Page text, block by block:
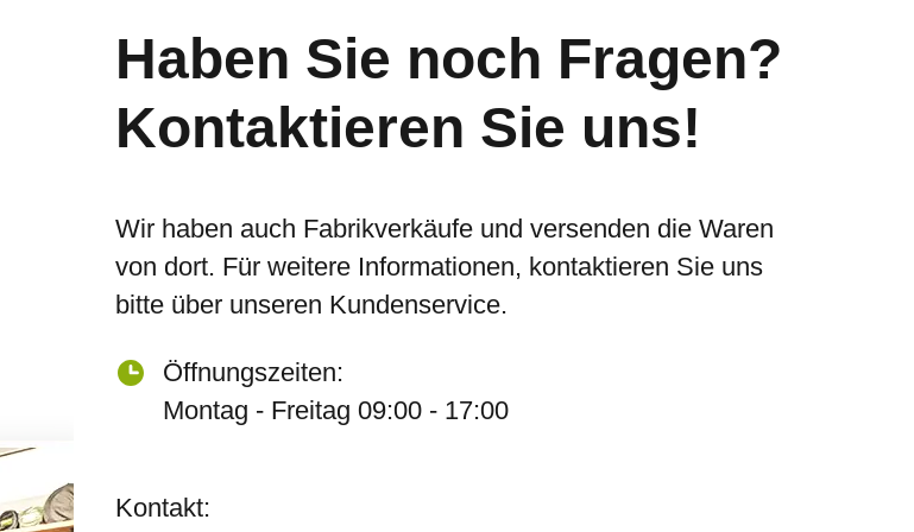
Haben Sie noch Fragen?
Kontaktieren Sie uns!
Wir haben auch Fabrikverkäufe und versenden die Waren
von dort. Für weitere Informationen, kontaktieren Sie uns
bitte über unseren Kundenservice.
Öffnungszeiten:
Montag - Freitag 09:00 - 17:00
Kontakt: